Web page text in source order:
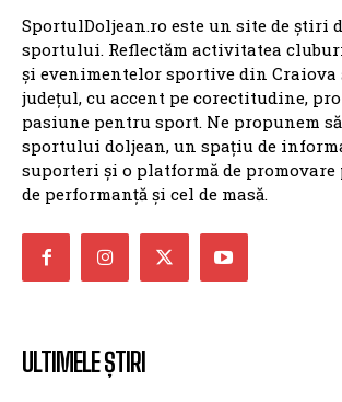
SportulDoljean.ro este un site de știri
sportului. Reflectăm activitatea
și evenimentelor sportive din
județul, cu accent pe corectitudine,
pasiune pentru sport. Ne propunem
sportului doljean, un spațiu de
suporteri și o platformă de
de performanță și cel de masă.
ULTIMELE ȘTIRI